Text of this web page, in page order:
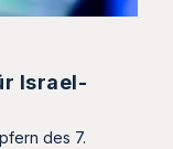
Israel-
des 7.